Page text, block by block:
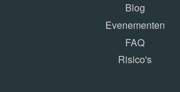
Blog
Evenementen
FAQ
Risico's